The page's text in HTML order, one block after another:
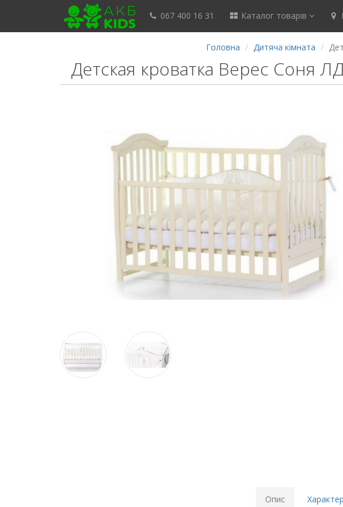
067 400 16 31 Каталог товарів
Головна Дитяча кімната
Детская кроватка Верес Соня
Опис